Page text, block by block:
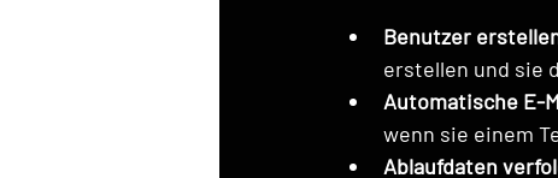
Benutzer
erstellen und sie
Automatische E-
wenn sie einem
Ablaufdaten